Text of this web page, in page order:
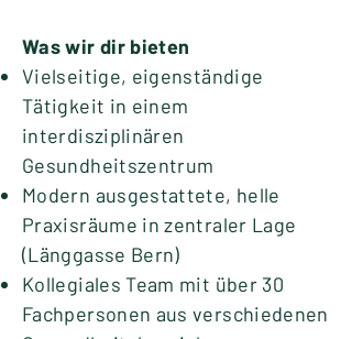
Was wir dir bieten
Vielseitige, eigenständige
Tätigkeit in einem
interdisziplinären
Gesundheitszentrum
Modern ausgestattete, helle
Praxisräume in zentraler Lage
(Länggasse Bern)
Kollegiales Team mit über 30
Fachpersonen aus verschiedenen